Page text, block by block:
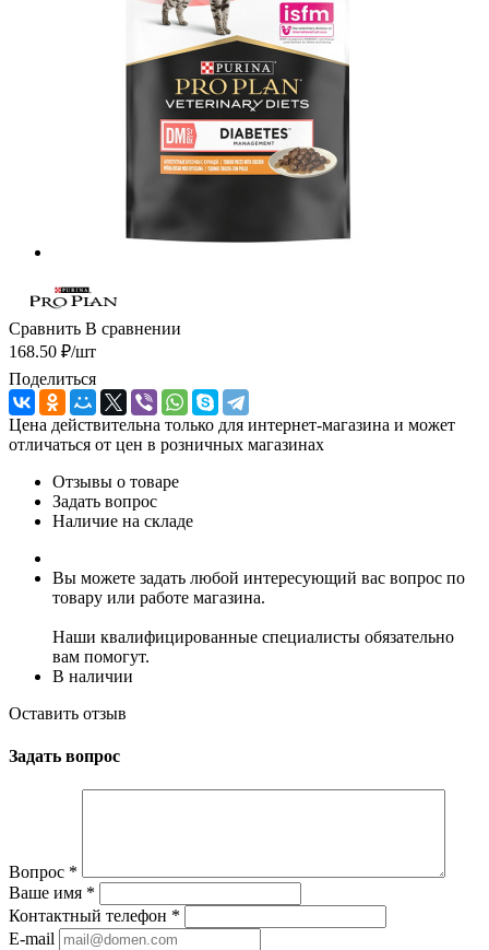
Сравнить В сравнении
168.50 ₽/шт
Поделиться
Цена действительна только для интернет-магазина и может
отличаться от цен в розничных магазинах
Отзывы о товаре
Задать вопрос
Наличие на складе
Вы можете задать любой интересующий вас вопрос по
товару или работе магазина.
Наши квалифицированные специалисты обязательно
вам помогут.
В наличии
Оставить отзыв
Задать вопрос
Вопрос *
Ваше имя *
Контактный телефон *
E-mail